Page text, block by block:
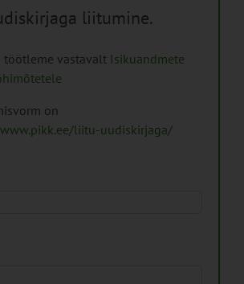
liitumine.
töötleme vastavalt Isikuandmete
on
liitu-uudiskirjaga/